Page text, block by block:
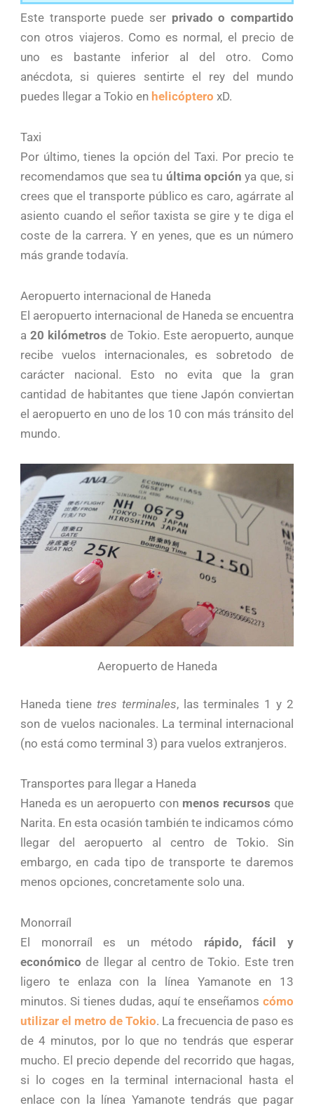
Este transporte puede ser privado o compartido
con otros viajeros. Como es normal, el precio de
uno es bastante inferior al del otro. Como
anécdota, si quieres sentirte el rey del mundo
puedes llegar a Tokio en helicóptero xD.
Taxi
Por último, tienes la opción del Taxi. Por precio te
recomendamos que sea tu última opción ya que, si
crees que el transporte público es caro, agárrate al
asiento cuando el señor taxista se gire y te diga el
coste de la carrera. Y en yenes, que es un número
más grande todavía.
Aeropuerto internacional de Haneda
El aeropuerto internacional de Haneda se encuentra
a20 kilómetros de Tokio. Este aeropuerto, aunque
recibe vuelos internacionales, es sobretodo de
carácter nacional. Esto no evita que la gran
cantidad de habitantes que tiene Japón conviertan
el aeropuerto en uno de los 10 con más tránsito del
mundo.
Aeropuerto de Haneda
Haneda tiene tres terminales, las terminales 1 y 2
son de vuelos nacionales. La terminal internacional
(no está como terminal 3) para vuelos extranjeros.
Transportes para llegar a Haneda
Haneda es un aeropuerto con menos recursos que
Narita. En esta ocasión también te indicamos cómo
llegar del aeropuerto al centro de Tokio. Sin
embargo, en cada tipo de transporte te daremos
menos opciones, concretamente solo una.
Monorraíl
El monorraíl es un método rápido, fácil y
económico de llegar al centro de Tokio. Este tren
ligero te enlaza con la línea Yamanote en 13
minutos. Si tienes dudas, aquí te enseñamos cómo
utilizar el metro de Tokio. La frecuencia de paso es
de 4 minutos, por lo que no tendrás que esperar
mucho. El precio depende del recorrido que hagas,
si lo coges en la terminal internacional hasta el
enlace con la línea Yamanote tendrás que pagar